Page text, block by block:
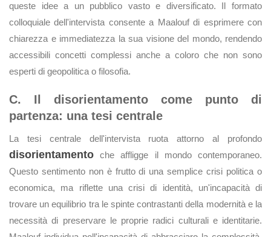
queste idee a un pubblico vasto e diversificato. Il formato
colloquiale dell'intervista consente a Maalouf di esprimere con
chiarezza e immediatezza la sua visione del mondo, rendendo
accessibili concetti complessi anche a coloro che non sono
esperti di geopolitica o filosofia.
C. Il disorientamento come punto di
partenza: una tesi centrale
La tesi centrale dell'intervista ruota attorno al profondo
disorientamento che affligge il mondo contemporaneo.
Questo sentimento non è frutto di una semplice crisi politica o
economica, ma riflette una crisi di identità, un'incapacità di
trovare un equilibrio tra le spinte contrastanti della modernità e la
necessità di preservare le proprie radici culturali e identitarie.